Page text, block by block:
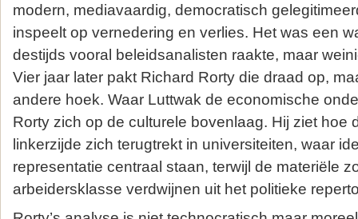
modern, mediavaardig, democratisch
inspeelt op vernedering en verlies. Het was een
destijds vooral beleidsanalisten raakte, maar
Vier jaar later pakt Richard Rorty die draad op,
andere hoek. Waar Luttwak de economische
Rorty zich op de culturele bovenlaag. Hij ziet hoe
linkerzijde zich terugtrekt in universiteiten, waar
representatie centraal staan, terwijl de materiële
arbeidersklasse verdwijnen uit het politieke